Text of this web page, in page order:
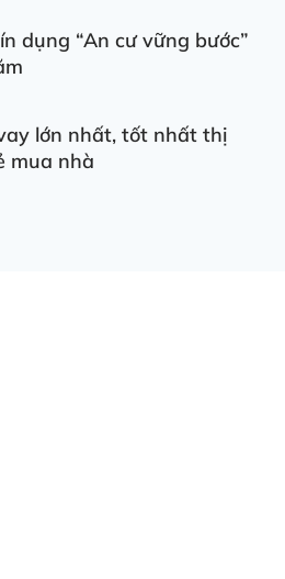
dụng “An cư vững bước”
lớn nhất, tốt nhất thị
mua nhà